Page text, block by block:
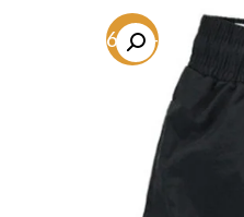
-76.4%